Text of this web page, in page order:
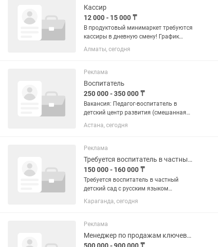
Кассир
12 000 - 15 000 ₸
В продуктовый минимаркет требуются
кассиры в дневную смену! График
работы: с 8:00 утра до 20:00. 2/2.
Магазин работает круглосуточно.
смену. Оплата раз в месяц после...
Алматы, сегодня
Реклама
Воспитатель
250 000 - 350 000 ₸
Вакансия: Педагог-воспитатель в
детский центр развития (смешанная
группа 3–5 лет) 📍 График работы:
09:00–18:30 Требования:
работы в детском саду или...
Астана, сегодня
Реклама
Требуется воспитатель в частный детский сад с русским языком обучения
150 000 - 160 000 ₸
Требуется воспитатель в частный
детский сад с русским языком
обучения на пол дня в старшую группу
дети 4-х лет Требования:
«Дошкольное воспитание и обучение»
ОБЯЗАТЕЛЬНО...
Караганда, сегодня
Реклама
Менеджер по продажам ключевым клиентам